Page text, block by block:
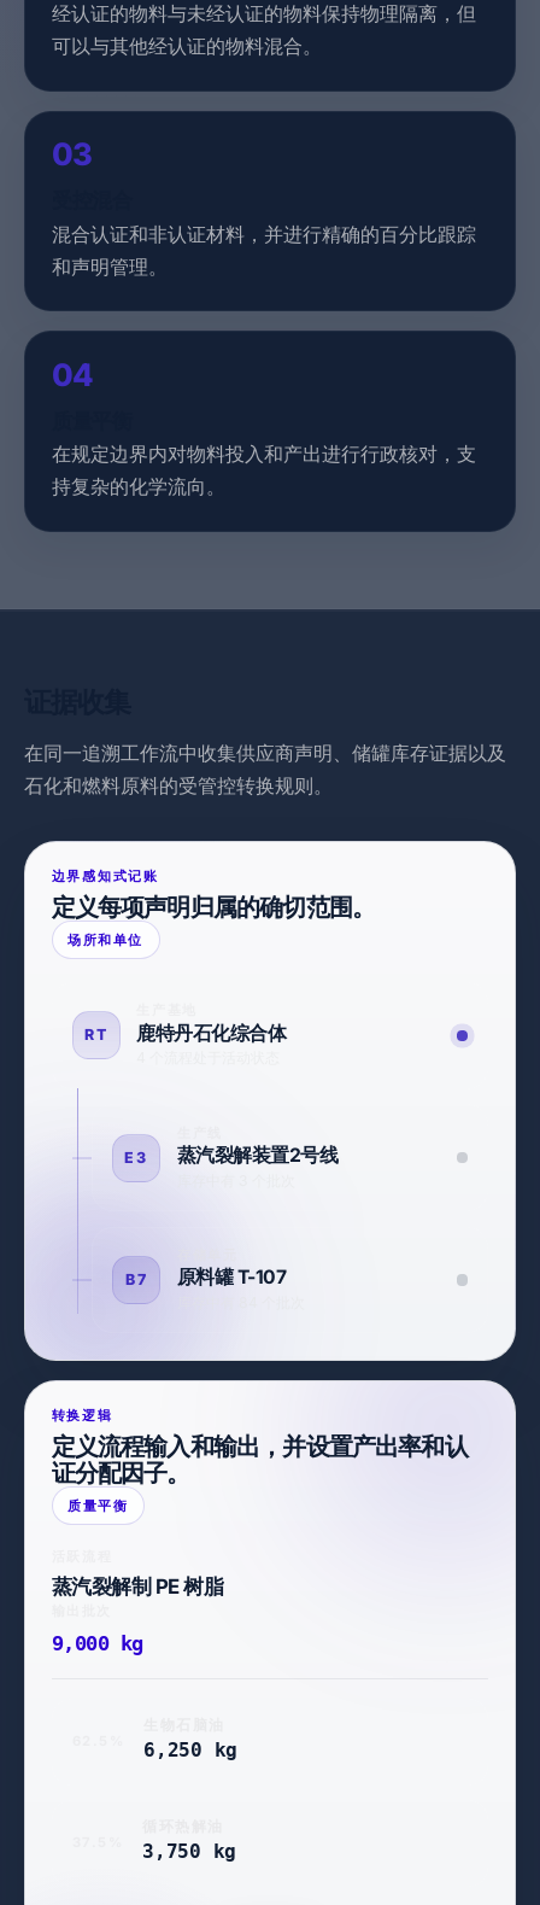
经认证的物料与未经认证的物料保持物理隔离，但
可以与其他经认证的物料混合。
03
混合认证和非认证材料，并进行精确的百分比跟踪
和声明管理。
04
在规定边界内对物料投入和产出进行行政核对，支
持复杂的化学流向。
在同一追溯工作流中收集供应商声明、储罐库存证据以及
石化和燃料原料的受管控转换规则。
边界感知式记账
定义每项声明归属的确切范围。
场所和单位
RT 鹿特丹石化综合体
E3 蒸汽裂解装置2号线
B7 原料罐 T-107
转换逻辑
定义流程输入和输出，并设置产出率和认
证分配因子。
质量平衡
蒸汽裂解制 PE 树脂
9,000 kg
6,250 kg
3,750 kg